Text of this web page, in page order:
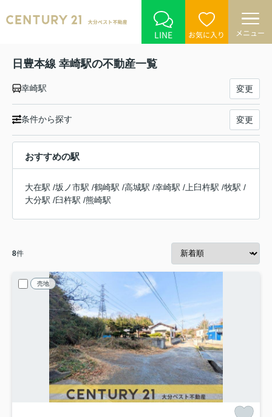
LINE お気に入り メニュー
日豊本線 幸崎駅の不動産一覧
幸崎駅 変更
条件から探す 変更
おすすめの駅
大在駅 /坂ノ市駅 /鶴崎駅 /高城駅 /幸崎駅 / 上臼杵駅 /牧駅 /
大分駅 /臼杵駅 /熊崎駅
8件
売地